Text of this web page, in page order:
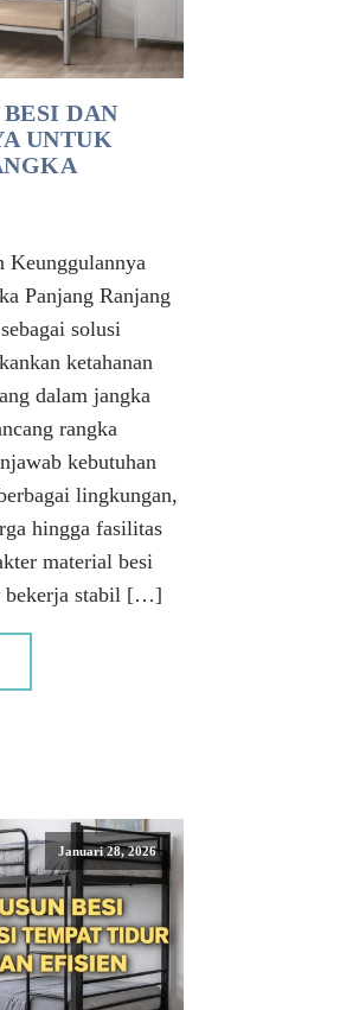
DAN
UNTUK
Keunggulannya
Panjang Ranjang
solusi
ketahanan
dalam jangka
rangka
kebutuhan
lingkungan,
hingga fasilitas
material besi
bekerja stabil […]
Januari 28, 2026